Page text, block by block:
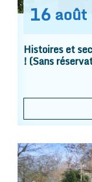
16 août
Histoires et
! (Sans